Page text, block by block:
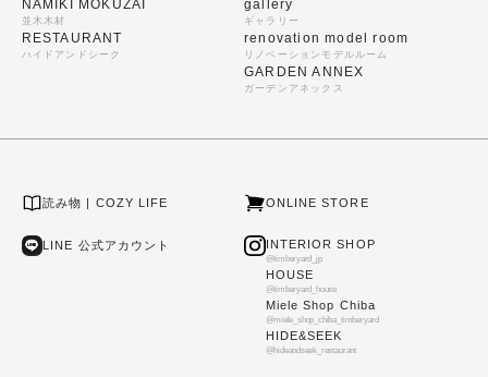
NAMIKI MOKUZAI
並木木材
RESTAURANT
ハイドアンドシーク
gallery
ギャラリー
renovation model room
リノベーションモデルルーム
GARDEN ANNEX
ガーデンアネックス
読み物 | COZY LIFE ONLINE STORE
LINE 公式アカウント INTERIOR SHOP
@timberyard_jp
HOUSE
@timberyard_house
Miele Shop Chiba
@miele_shop_chiba_timberyard
HIDE&SEEK
@hideandseek_restaurant